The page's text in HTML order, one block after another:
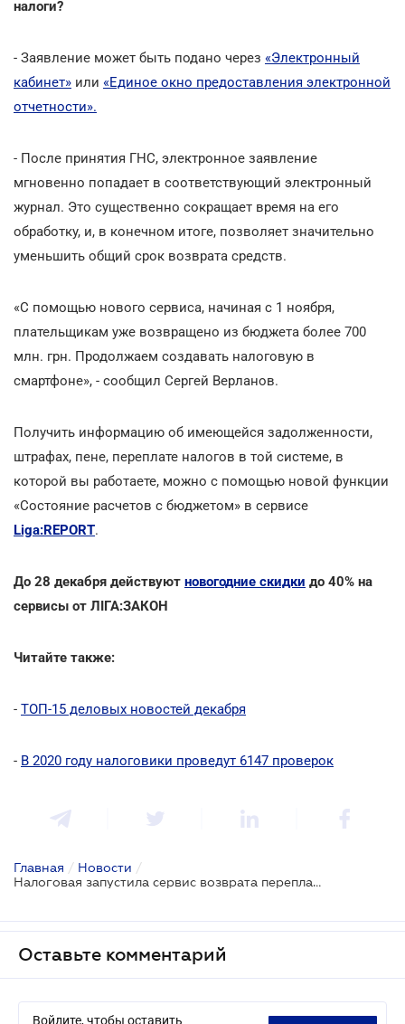
налоги?
- Заявление может быть подано через «Электронный
кабинет» или «Единое окно предоставления электронной
отчетности».
- После принятия ГНС, электронное заявление
мгновенно попадает в соответствующий электронный
журнал. Это существенно сокращает время на его
обработку, и, в конечном итоге, позволяет значительно
уменьшить общий срок возврата средств.
«С помощью нового сервиса, начиная с 1 ноября,
плательщикам уже возвращено из бюджета более 700
млн. грн. Продолжаем создавать налоговую в
смартфоне», - сообщил Сергей Верланов.
Получить информацию об имеющейся задолженности,
штрафах, пене, переплате налогов в той системе, в
которой вы работаете, можно с помощью новой функции
«Состояние расчетов с бюджетом» в сервисе
Liga:REPORT.
До 28 декабря действуют новогодние скидки до 40% на
сервисы от ЛІГА:ЗАКОН
Читайте также:
- ТОП-15 деловых новостей декабря
- В 2020 году налоговики проведут 6147 проверок
Главная / Новости /
Налоговая запустила сервис возврата переплаченных налогов онлайн
Оставьте комментарий
Войдите, чтобы оставить